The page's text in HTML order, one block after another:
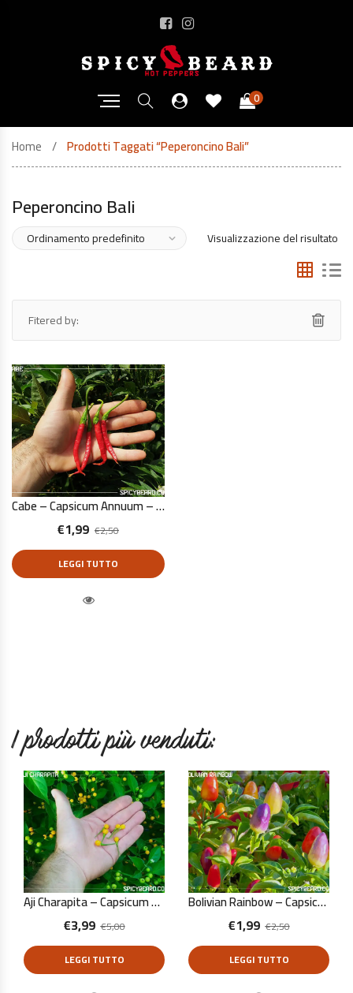
0
Home Prodotti Taggati “peperoncino Bali”
Peperoncino Bali
Visualizzazione del risultato
Fitered by:
Cabe – Capsicum Annuum – 10 Semi Puri
€2,50
€1,99
LEGGI TUTTO
I prodotti più venduti:
Aji Charapita – Capsicum Chinense – 10 Semi Puri
€5,00
€3,99
LEGGI TUTTO
Bolivian Rainbow – Capsicum Annuum – 10 Semi Puri
€2,50
€1,99
LEGGI TUTTO